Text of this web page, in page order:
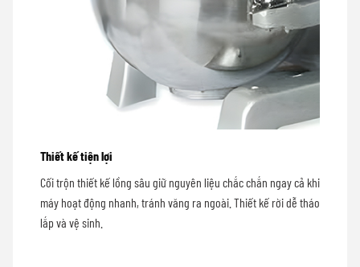
Thiết kế tiện lợi
Cối trộn thiết kế lồng sâu giữ nguyên liệu chắc chắn ngay cả khi
máy hoạt động nhanh, tránh văng ra ngoài. Thiết kế rời dễ tháo
lắp và vệ sinh.